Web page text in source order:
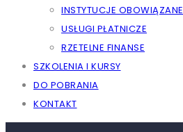
INSTYTUCJE OBOWIĄZANE
USŁUGI PŁATNICZE
RZETELNE FINANSE
SZKOLENIA I KURSY
DO POBRANIA
KONTAKT